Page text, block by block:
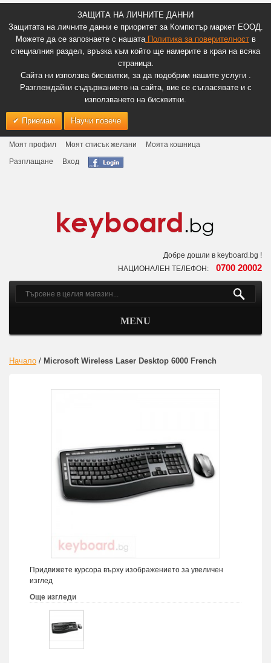
ЗАЩИТА НА ЛИЧНИТЕ ДАННИ
Защитата на личните данни е приоритет за Компютър маркет ЕООД.
Можете да се запознаете с нашатаПолитика за поверителноств
специалния раздел, връзка към който ще намерите в края на всяка
страница.
Сайта ни използва бисквитки, за да подобрим нашите услуги .
Разглеждайки съдържанието на сайта, вие се съгласявате и с
използването на бисквитки.
Приемам Научи повече
Моят профил Моят списък желани
Моята кошница
Разплащане
Вход
Добре дошли в keyboard.bg !
НАЦИОНАЛЕН ТЕЛЕФОН: 0700 20002
MENU
Начало / Microsoft Wireless Laser Desktop 6000 French
Придвижете курсора върху изображението за увеличен
изглед
Още изгледи